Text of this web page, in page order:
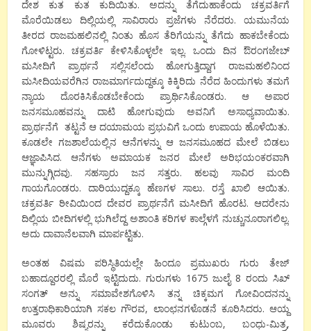
ದೇಶ ಕುತ ಕುತ ಕುದಿಯಿತು. ಅದನ್ನು ತೆಗೆದುಹಾಕೆಂದು ಚಕ್ರವರ್ತಿಗೆ
ಮೊರೆಯಿಡಲು ದಿಲ್ಲಿಯಲ್ಲಿ ಸಾವಿರಾರು ಪ್ರಜೆಗಳು ನೆರೆದರು. ಯಮುನೆಯ
ತೀರದ ರಾಜಮಹಲಿನಲ್ಲಿ ನಿಂತು ಹೊಸ ತೆರಿಗೆಯನ್ನು ತೆಗೆದು ಹಾಕಬೇಕೆಂದು
ಗೋಳಿಟ್ಟರು. ಚಕ್ರವರ್ತಿ ಕೇಳಿಸಿಕೊಳ್ಳಲೇ ಇಲ್ಲ. ಒಂದು ದಿನ ಔರಂಗಜೇಬ್
ಮಸೀದಿಗೆ ಪ್ರಾರ್ಥನೆ ಸಲ್ಲಿಸಲೆಂದು ಹೋಗುತ್ತಿದ್ದಾಗ ರಾಜಮಹಲಿನಿಂದ
ಮಸೀದಿಯವರೆಗಿನ ರಾಜಮಾರ್ಗದುದ್ದಕ್ಕೂ ಕಿಕ್ಕಿರಿದು ನೆರೆದ ಹಿಂದುಗಳು ತಮಗೆ
ನ್ಯಾಯ ದೊರಕಿಸಿಕೊಡಬೇಕೆಂದು ಪ್ರಾರ್ಥಿಸಿಕೊಂಡರು. ಆ ಅಪಾರ
ಜನಸಮೂಹವನ್ನು ದಾಟಿ ಹೋಗುವುದು ಅವನಿಗೆ ಅಸಾಧ್ಯವಾಯಿತು.
ಪ್ರಾರ್ಥನೆಗೆ ತಟ್ಟನೆ ಆ ದಯಾಮಯ ಪ್ರಭುವಿಗೆ ಒಂದು ಉಪಾಯ ಹೊಳೆಯಿತು.
ಕೂಡಲೇ ಗಜಶಾಲೆಯಲ್ಲಿನ ಆನೆಗಳನ್ನು ಆ ಜನಸಮೂಹದ ಮೇಲೆ ಬಿಡಲು
ಆಜ್ಞಾಪಿಸಿದ. ಆನೆಗಳು ಅಮಾಯಕ ಜನರ ಮೇಲೆ ಅರಿಭಯಂಕರವಾಗಿ
ಮುನ್ನುಗ್ಗಿದವು. ಸಹಸ್ರಾರು ಜನ ಸತ್ತರು. ಹಲವು ಸಾವಿರ ಮಂದಿ
ಗಾಯಗೊಂಡರು. ದಾರಿಯುದ್ದಕ್ಕೂ ಹೆಣಗಳ ಸಾಲು. ರಸ್ತೆ ಖಾಲಿ ಆಯಿತು.
ಚಕ್ರವರ್ತಿ ಠೀವಿಯಿಂದ ದೇವರ ಪ್ರಾರ್ಥನೆಗೆ ಮಸೀದಿಗೆ ಹೊರಟ. ಆದರೇನು
ದಿಲ್ಲಿಯ ಬೀದಿಗಳಲ್ಲಿ ಭುಗಿಲೆದ್ದ ಅಶಾಂತಿ ಕರಿಗಳ ಕಾಲ್ಗೆಳಗೆ ನುಚ್ಚುನೂರಾಗಲಿಲ್ಲ.
ಅದು ದಾವಾನೆಲವಾಗಿ ಮಾರ್ಪಟ್ಟಿತು.
ಅಂತಹ ವಿಷಮ ಪರಿಸ್ಥಿತಿಯಲ್ಲೇ ಹಿಂದೂ ಪ್ರಮುಖರು ಗುರು ತೇಜ್
ಬಹಾದ್ದೂರರಲ್ಲಿ ಮೊರೆ ಇಟ್ಟಿದುದು. ಗುರುಗಳು 1675 ಜುಲೈ 8 ರಂದು ಸಿಖ್
ಸಂಗತ್ ಅನ್ನು ಸಮಾವೇಶಗೊಳಿಸಿ ತನ್ನ ಚಿಕ್ಕಮಗ ಗೋವಿಂದನನ್ನು
ಉತ್ತರಾಧಿಕಾರಿಯಾಗಿ ಸಕಲ ಗೌರವ, ಲಾಂಛನಗಳೊಡನೆ ಕೂರಿಸಿದರು. ಆಯ್ದ
ಮೂವರು ಶಿಷ್ಯರನ್ನು ಕರೆದುಕೊಂಡು ಕುಟುಂಬ, ಬಂಧು-ಮಿತ್ರ,